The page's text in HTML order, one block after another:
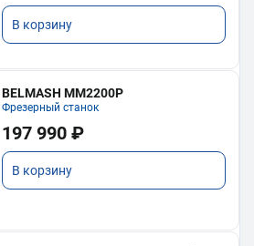
В корзину
BELMASH MM2200P
Фрезерный станок
197 990 ₽
В корзину